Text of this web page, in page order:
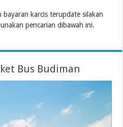
bayaran karcis terupdate silakan
pencarian dibawah ini.
Bus Budiman